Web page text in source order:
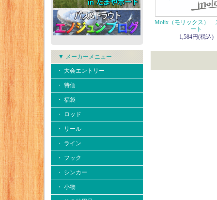
▼ メーカーメニュー
・ 大会エントリー
・ 特価
・ 福袋
・ ロッド
・ リール
・ ライン
・ フック
・ シンカー
・ 小物
Molix（モリックス）
ート
1,584円(税込)